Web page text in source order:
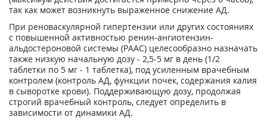
так как может возникнуть выраженное снижение АД.
При реноваскулярной гипертензии или других состояниях
с повышенной активностью ренин-ангиотензин-
альдостероновой системы (РААС) целесообразно назначать
также низкую начальную дозу - 2,5-5 мг в день (1/2
таблетки по 5 мг - 1 таблетка), под усиленным врачебным
контролем (контроль АД, функции почек, содержания калия
в сыворотке крови). Поддерживающую дозу, продолжая
строгий врачебный контроль, следует определить в
зависимости от динамики АД.